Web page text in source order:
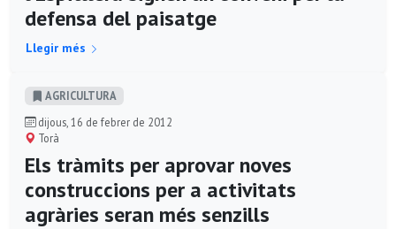
defensa del paisatge
Llegir més
AGRICULTURA
dijous, 16 de febrer de 2012
Torà
Els tràmits per aprovar noves
construccions per a activitats
agràries seran més senzills